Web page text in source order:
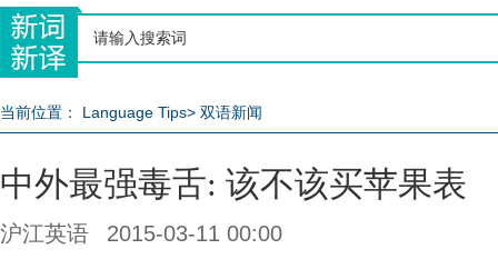
当前位置： Language Tips> 双语新闻
中外最强毒舌: 该不该买苹果表
沪江英语 2015-03-11 00:00